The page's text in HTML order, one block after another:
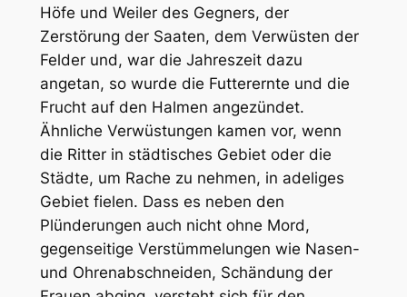
Höfe und Weiler des Gegners, der
Zerstörung der Saaten, dem Verwüsten der
Felder und, war die Jahreszeit dazu
angetan, so wurde die Futterernte und die
Frucht auf den Halmen angezündet.
Ähnliche Verwüstungen kamen vor, wenn
die Ritter in städtisches Gebiet oder die
Städte, um Rache zu nehmen, in adeliges
Gebiet fielen. Dass es neben den
Plünderungen auch nicht ohne Mord,
gegenseitige Verstümmelungen wie Nasen-
und Ohrenabschneiden, Schändung der